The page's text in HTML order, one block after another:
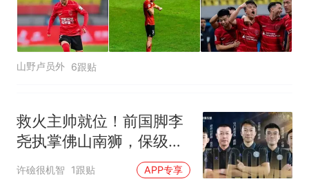
山野卢员外 6跟贴
救火主帅就位！前国脚李
尧执掌佛山南狮，保级任
务迫在眉睫
许礆很机智 1跟贴 APP专享